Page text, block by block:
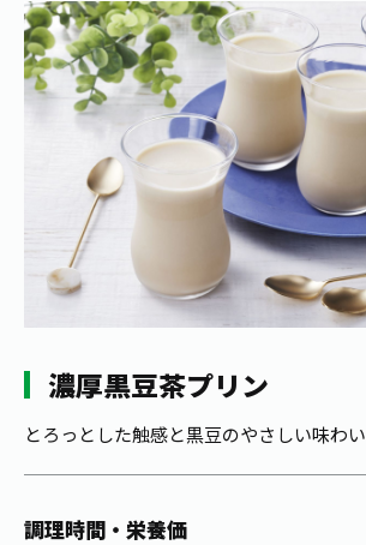
お〜いお茶
健康ミネラルむぎ茶
TULLY'S COFFEE
1日分の野菜
商品情報
ブランドから探す
カテゴリーから探す
キーワードから探す
お茶を知る・楽しむ
お茶を楽しむ
お茶のいれ方
動画ギャラリー
レシピ集
体験・イベント
体験・イベント
見学・体験
工場見学
お茶の複合型博物館
食育・イベント
店舗・通販
店舗・通販
伊藤園の店舗トップ
茶寮伊藤園
店舗検索
お客様相談室
企業情報 GLOBAL
濃厚黒豆茶プリン
とろっとした触感と黒豆のやさしい味わい
調理時間・栄養価